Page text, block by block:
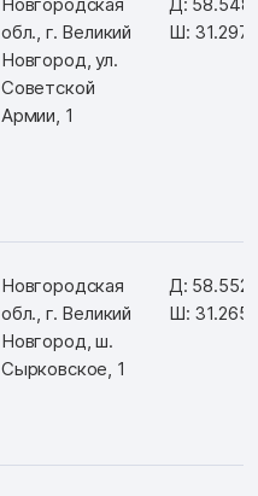
обл., г. Великий
Новгород, ул.
Советской
Армии, 1
Ш:
Новгородская
обл., г. Великий
Новгород, ш.
Сырковское, 1
Д:
Ш: